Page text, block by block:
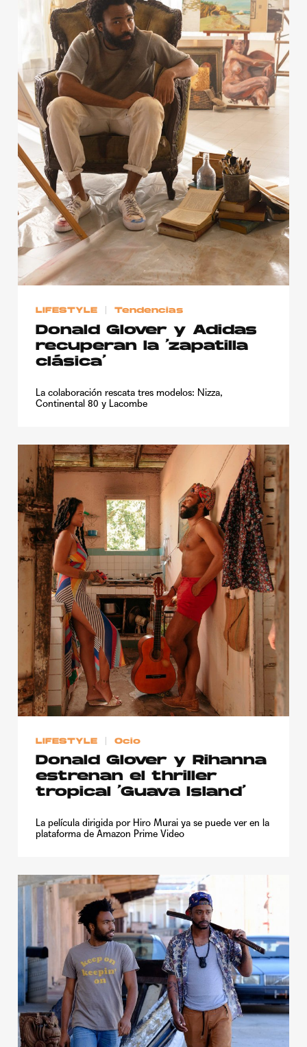
Publicidad
Contacto
Aviso Legal
© 2015-2022 UMOMAG. PROPIEDAD DE UMO agency. TODOS LOS
DERECHOS RESERVADOS.
LIFESTYLE Tendencias
Donald Glover y Adidas
recuperan la ‘zapatilla
clásica’
La colaboración rescata tres modelos: Nizza,
Continental 80 y Lacombe
LIFESTYLE Ocio
Donald Glover y Rihanna
estrenan el thriller
tropical ‘Guava Island’
La película dirigida por Hiro Murai ya se puede ver en la
plataforma de Amazon Prime Video